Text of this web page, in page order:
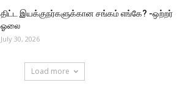
திட்ட இயக்குநர்களுக்கான சங்கம் எங்கே? -ஒற்றர்
ஓலை
July 30, 2026
Load more